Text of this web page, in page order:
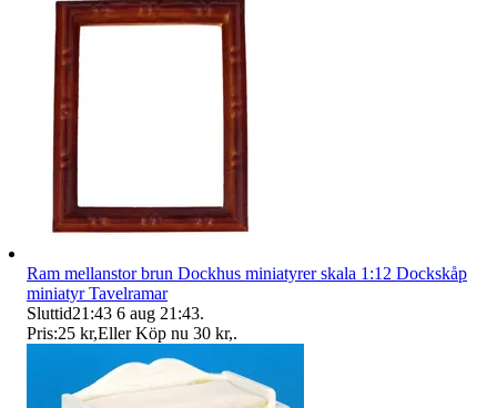
Ram mellanstor brun Dockhus miniatyrer skala 1:12 Dockskåp
miniatyr Tavelramar
Sluttid21:43 6 aug 21:43.
Pris:25 kr,Eller Köp nu 30 kr,.